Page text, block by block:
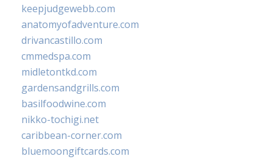
keepjudgewebb.com
anatomyofadventure.com
drivancastillo.com
cmmedspa.com
midletontkd.com
gardensandgrills.com
basilfoodwine.com
nikko-tochigi.net
caribbean-corner.com
bluemoongiftcards.com